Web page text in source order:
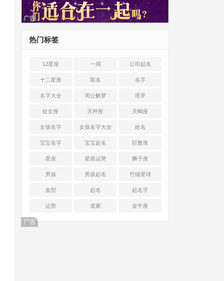
广告
热门标签
12星座 一周 公司起名
十二星座 取名 名字
名字大全 周公解梦 塔罗
处女座 天秤座 天蝎座
女孩名字 女孩名字大全 姓名
宝宝名字 宝宝起名 巨蟹座
星座 星座运势 狮子座
男孩 男孩起名 竹猫星球
血型 起名 起名字
运势 道家 金牛座
广告